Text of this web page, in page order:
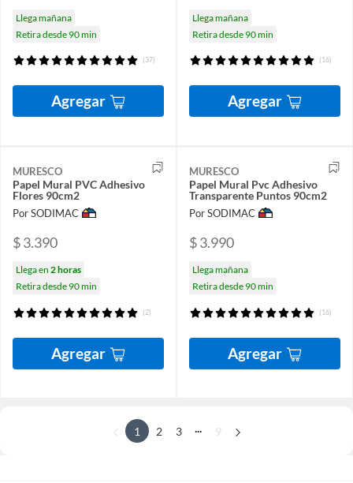
Llega mañana
Retira desde 90 min
(37)
Agregar
Llega mañana
Retira desde 90 min
(16)
Agregar
MURESCO
Papel Mural PVC Adhesivo
Flores 90cm2
Por SODIMAC
$ 3.390
Llega en 2 horas
Retira desde 90 min
(2)
Agregar
MURESCO
Papel Mural Pvc Adhesivo
Transparente Puntos 90cm2
Por SODIMAC
$ 3.990
Llega mañana
Retira desde 90 min
(16)
Agregar
1 2 3 9